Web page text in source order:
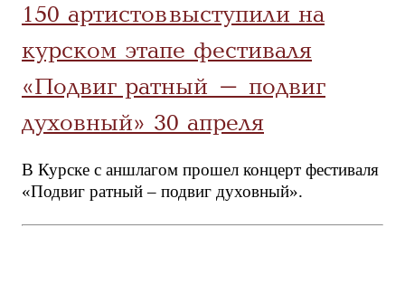
150 артистов выступили на
курском этапе фестиваля
«Подвиг ратный – подвиг
духовный» 30 апреля
В Курске с аншлагом прошел концерт фестиваля
«Подвиг ратный – подвиг духовный».